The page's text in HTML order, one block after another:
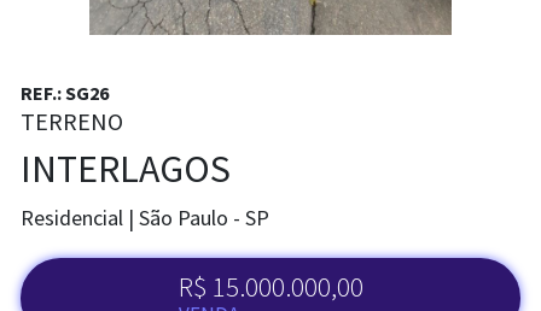
REF.: SG26
TERRENO
INTERLAGOS
Residencial | São Paulo - SP
R$ 15.000.000,00